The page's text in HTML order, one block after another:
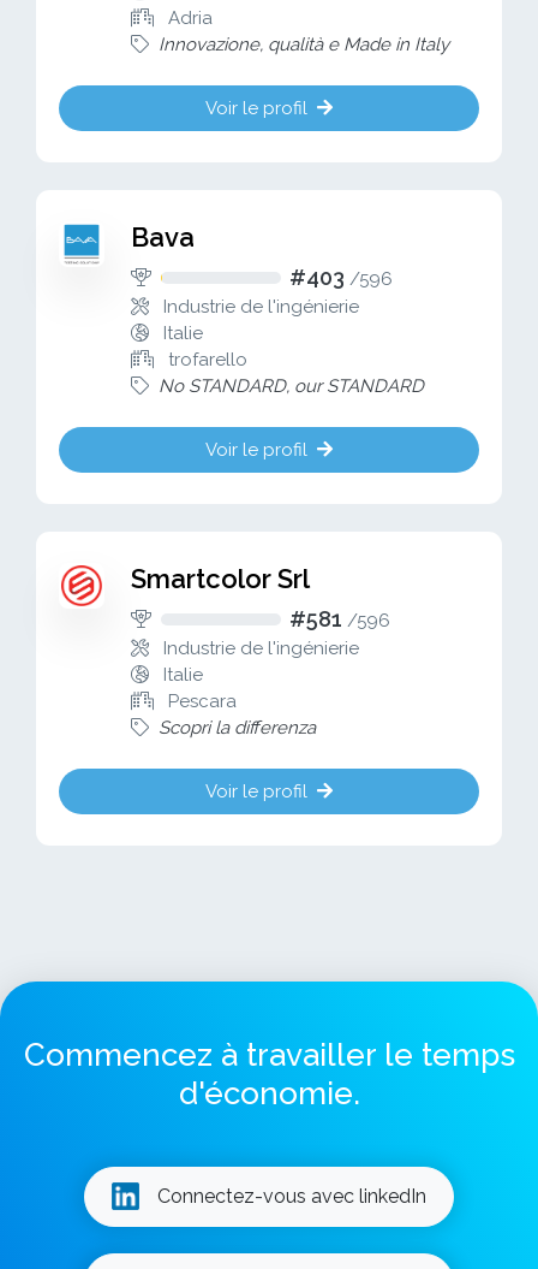
Adria
Innovazione, qualità e Made in Italy
Voir le profil
Bava
#403 /596
Industrie de l'ingénierie
Italie
trofarello
No STANDARD, our STANDARD
Voir le profil
Smartcolor Srl
#581 /596
Industrie de l'ingénierie
Italie
Pescara
Scopri la differenza
Voir le profil
Commencez à travailler le temps
d'économie.
Connectez-vous avec linkedIn